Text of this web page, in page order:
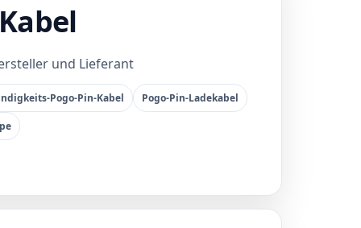
und Lieferant
Pogo-Pin-Kabel Pogo-Pin-Ladekabel